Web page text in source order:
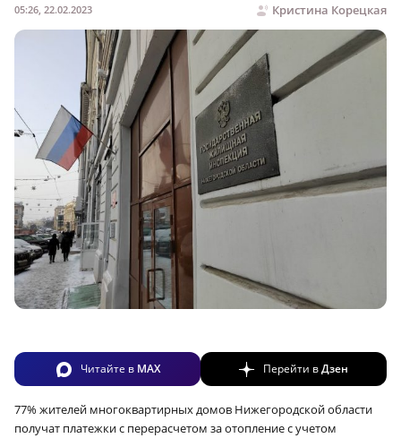
Кристина Корецкая
05:26, 22.02.2023
Читайте в MAX Перейти вДзен
77% жителей многоквартирных домов Нижегородской области
получат платежки с перерасчетом за отопление с учетом